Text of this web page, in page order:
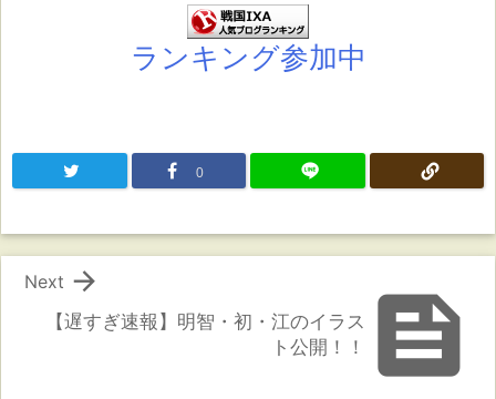
ランキング参加中
0

【遅すぎ速報】明智・初・江のイラス
ト公開！！

Next